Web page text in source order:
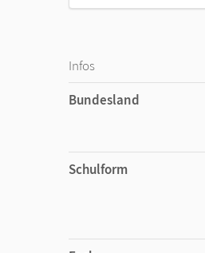
Infos
Bundesland
Schulform